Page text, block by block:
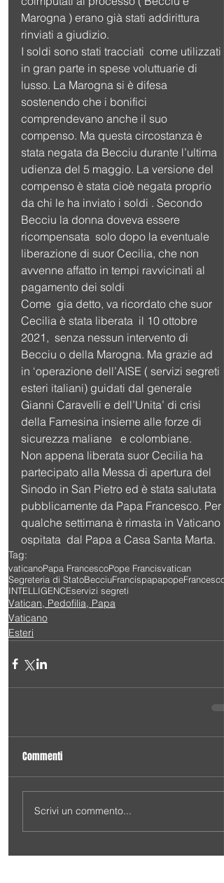
Marogna ) erano già stati addirittura
rinviati a giudizio.
I soldi sono stati tracciati  come utilizzati
in gran parte in spese voluttuarie di
lusso. La Marogna si è difesa
sostenendo che i bonifici
comprendevano anche il suo
compenso. Ma questa circostanza è
stata negata da Becciu durante l’ultima
udienza del 5 maggio. La versione del
compenso è stata cioè negata proprio
da chi le ha inviato i soldi . Secondo
Becciu la donna doveva essere
ricompensata  solo dopo la eventuale
liberazione di suor Cecilia, che non
avvenne affatto in tempi ravvicinati al
pagamento dei soldi
Come  gia detto, va ricordato che suor
Cecilia è stata liberata  il 10 ottobre
2021,  senza nessun intervento di
Becciu o della Marogna. Ma grazie ad
in ‘operazione dell’AISE ( servizi segreti
esteri italiani) guidati dal generale
Gianni Caravelli e dell’Unita’ di crisi
della Farnesina insieme alle forze di
sicurezza maliane   e colombiane.
Non appena liberata suor Cecilia ha
partecipato alla Messa di apertura del
Sinodo in San Pietro ed è stata salutata
pubblicamente da Papa Francesco. Per
qualche settimana è rimasta in Vaticano
ospitata  dal Papa a Casa Santa Marta.
Tag:
vaticanoPapa FrancescoPope Francisvatican
Segreteria di StatoBecciuFrancispapapopeFrancesco
INTELLIGENCEservizi segreti
Vatican, Pedofilia, Papa
Vaticano
Esteri
Commenti
Scrivi un commento...